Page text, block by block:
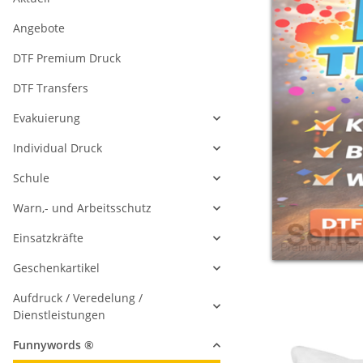
Angebote
DTF Premium Druck
DTF Transfers
Evakuierung
Individual Druck
Schule
Warn,- und Arbeitsschutz
Einsatzkräfte
Geschenkartikel
Aufdruck / Veredelung /
Dienstleistungen
Funnywords ®